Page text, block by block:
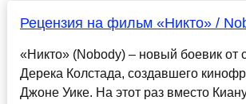
Рецензия на фильм «Никто» /
«Никто» (Nobody) – новый боевик от
Дерека Колстада, создавшего
Джоне Уике. На этот раз вместо